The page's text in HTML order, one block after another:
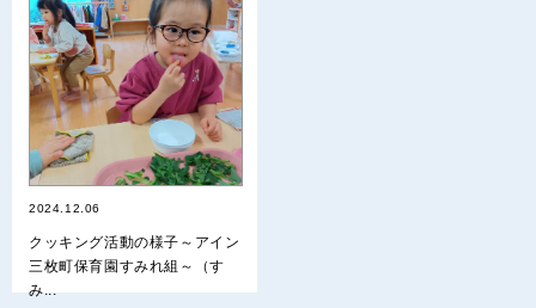
2024.12.06
クッキング活動の様子～アイン
三枚町保育園すみれ組～（す
み...